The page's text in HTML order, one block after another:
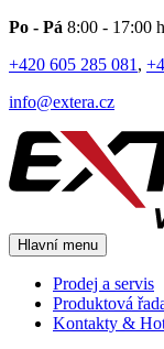
Po - Pá 8:00 - 17:00
+420 605 285 081 ,
info@extera.cz
Hlavní menu
Prodej a servis
Produktová
Kontakty &